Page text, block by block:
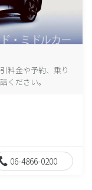
料金や予約、乗り
ください。
06-4866-0200